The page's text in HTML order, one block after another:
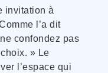
invitation à
l’a dit
confondez pas
» Le
l’espace qui